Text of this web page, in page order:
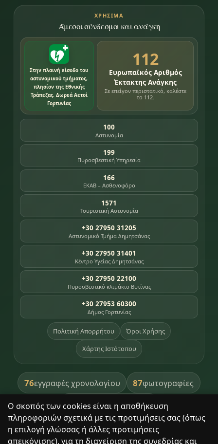
Ο σκοπός των cookies είναι η αποθήκευση
πληροφοριών σχετικά με τις προτιμήσεις σας (όπως
η επιλογή γλώσσας ή άλλες προτιμήσεις
απεικόνισης), για τη διαχείριση της συνεδρίας και
ΧΡΉΣΙΜΑ
Άμεσοι σύνδεσμοι και ανάγκη
Στην πλαινή είσοδο του
αστυνομικού τμήματος,
πλησίον της Εθνικής
Τράπεζας. Δωρεά Αετοί
Γορτυνίας
112
Ευρωπαϊκός Αριθμός
Έκτακτης Ανάγκης
Σε επείγον περιστατικό, καλέστε
το 112.
100
Αστυνομία
199
Πυροσβεστική Υπηρεσία
166
ΕΚΑΒ – Ασθενοφόρο
1571
Τουριστική Αστυνομία
+30 27950 31205
Αστυνομικό Τμήμα Δημητσάνας
+30 27950 31401
Κέντρο Υγείας Δημητσάνας
+30 27950 22100
Πυροσβεστικό κλιμάκιο Βυτίνας
+30 27953 60300
Δήμος Γορτυνίας
Πολιτική Απορρήτου Όροι Χρήσης
Χάρτης Ιστότοπου
76εγγραφές χρονολογίου 87φωτογραφίες
391βιβλία βιβλιοθήκης
8σημεία κληρονομιάς